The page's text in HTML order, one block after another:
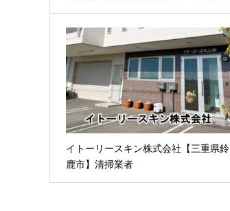
工
イトーリースキン株式会社【三重県鈴
鹿市】清掃業者